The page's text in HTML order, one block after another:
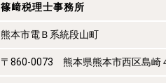
篠﨑税理士事務所
熊本市電Ｂ系統段山町
〒860-0073 熊本県熊本市西区島崎